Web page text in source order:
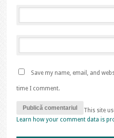
Save my name, email, and
time I comment.
This site
Learn how your comment data is